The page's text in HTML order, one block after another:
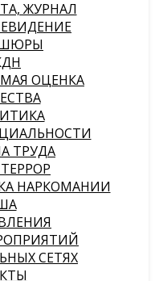
ЖУРНАЛ
ОЦЕНКА
ТРУДА
НАРКОМАНИИ
СЕТЯХ